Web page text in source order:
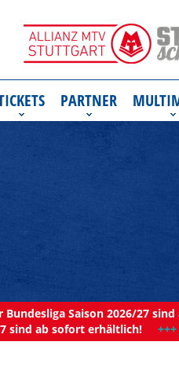
PARTNER
Bundesliga Saison 2026/27
sind ab sofort erhältlich!